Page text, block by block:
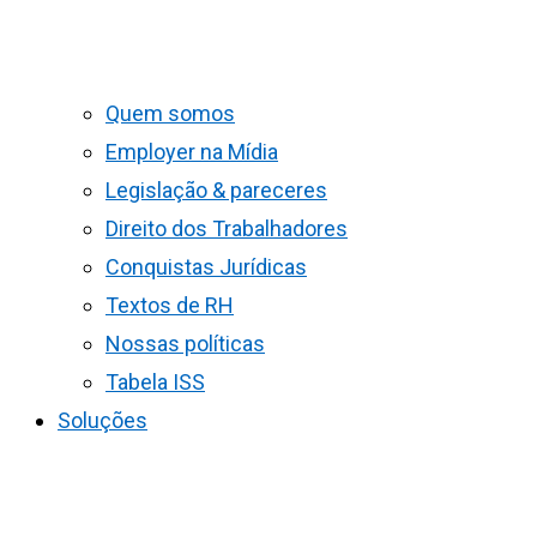
Quem somos
Employer na Mídia
Legislação & pareceres
Direito dos Trabalhadores
Conquistas Jurídicas
Textos de RH
Nossas políticas
Tabela ISS
Soluções